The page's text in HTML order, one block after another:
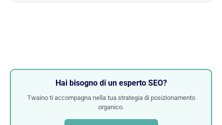
Hai bisogno di un esperto SEO?
Twaino ti accompagna nella tua strategia di posizionamento
organico.